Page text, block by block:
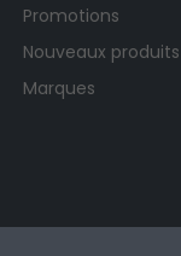
Promotions
Nouveaux produits
Marques